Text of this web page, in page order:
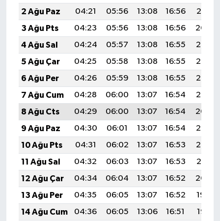
2 Ağu Paz
04:21 05:56 13:08 16:56
20:10
3 Ağu Pts
04:23 05:56 13:08 16:56
20:09
4 Ağu Sal
04:24 05:57 13:08 16:55
20:08
5 Ağu Çar
04:25 05:58 13:08 16:55
20:07
6 Ağu Per
04:26 05:59 13:08 16:55
20:06
7 Ağu Cum
04:28 06:00 13:07 16:54
20:05
8 Ağu Cts
04:29 06:00 13:07 16:54
20:04
9 Ağu Paz
04:30 06:01 13:07 16:54
20:03
10 Ağu Pts
04:31 06:02 13:07 16:53
20:02
11 Ağu Sal
04:32 06:03 13:07 16:53
20:01
12 Ağu Çar
04:34 06:04 13:07 16:52
20:00
13 Ağu Per
04:35 06:05 13:07 16:52
19:59
14 Ağu Cum
04:36 06:05 13:06 16:51
19:57